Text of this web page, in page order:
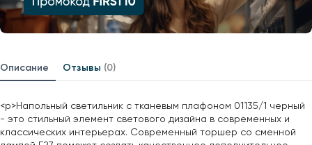
Описание Отзывы (0)
<p>Напольный светильник с тканевым плафоном 01135/1 черный
- это стильный элемент светового дизайна в современных и
классических интерьерах. Современный торшер со сменной